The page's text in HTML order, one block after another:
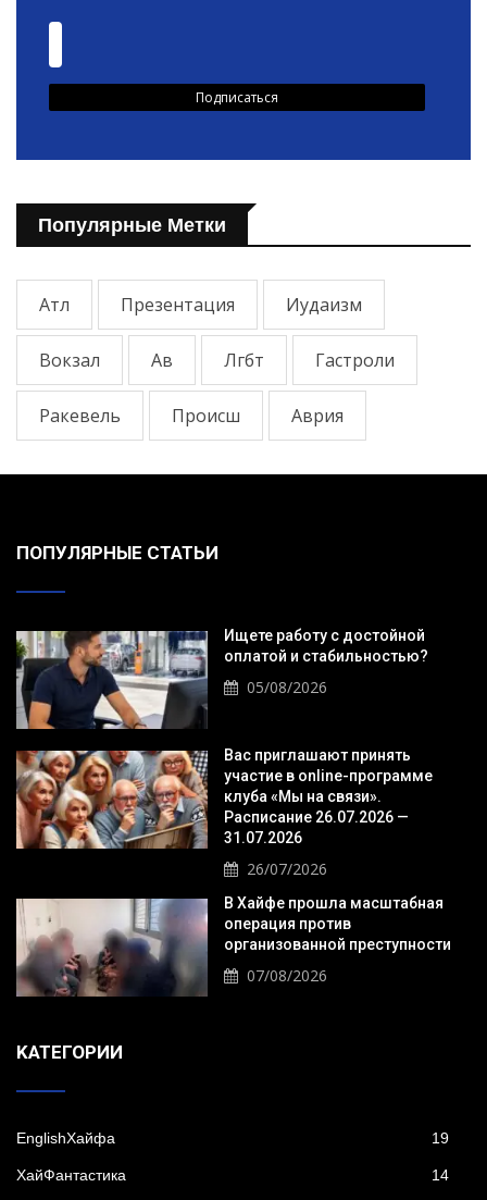
Популярные Метки
Атл Презентация Иудаизм
Вокзал Ав Лгбт Гастроли
Ракевель Происш Аврия
ПОПУЛЯРНЫЕ СТАТЬИ
Ищете работу с достойной
оплатой и стабильностью?
05/08/2026
Вас приглашают принять
участие в online-программе
клуба «Мы на связи».
Расписание 26.07.2026 —
31.07.2026
26/07/2026
В Хайфе прошла масштабная
операция против
организованной преступности
07/08/2026
KАТЕГОРИИ
EnglishХайфа 19
XайФантастика 14